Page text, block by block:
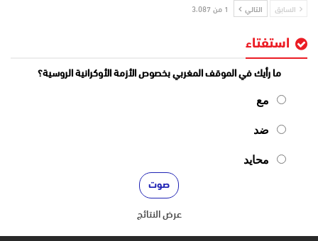
السابق التالي 1 من 3٬087
استفتاء
ما رأيك في الموقف المغربي بخصوص الأزمة الأوكرانية الروسية؟
مع
ضد
محايد
عرض النتائج